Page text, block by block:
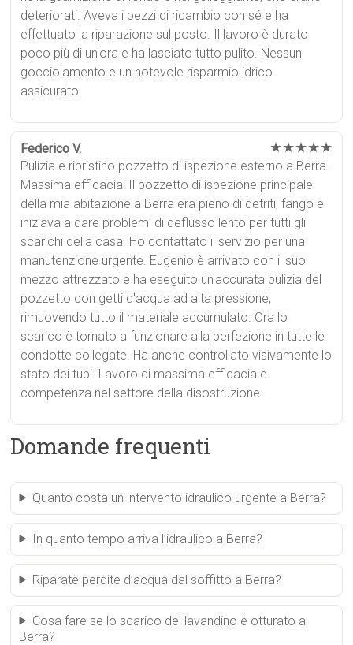
deteriorati. Aveva i pezzi di ricambio con sé e ha
effettuato la riparazione sul posto. Il lavoro è durato
poco più di un'ora e ha lasciato tutto pulito. Nessun
gocciolamento e un notevole risparmio idrico
assicurato.
Federico V. ★★★★★
Pulizia e ripristino pozzetto di ispezione esterno a Berra.
Massima efficacia! Il pozzetto di ispezione principale
della mia abitazione a Berra era pieno di detriti, fango e
iniziava a dare problemi di deflusso lento per tutti gli
scarichi della casa. Ho contattato il servizio per una
manutenzione urgente. Eugenio è arrivato con il suo
mezzo attrezzato e ha eseguito un'accurata pulizia del
pozzetto con getti d'acqua ad alta pressione,
rimuovendo tutto il materiale accumulato. Ora lo
scarico è tornato a funzionare alla perfezione in tutte le
condotte collegate. Ha anche controllato visivamente lo
stato dei tubi. Lavoro di massima efficacia e
competenza nel settore della disostruzione.
Domande frequenti
Quanto costa un intervento idraulico urgente a Berra?
In quanto tempo arriva l’idraulico a Berra?
Riparate perdite d’acqua dal soffitto a Berra?
Cosa fare se lo scarico del lavandino è otturato a
Berra?